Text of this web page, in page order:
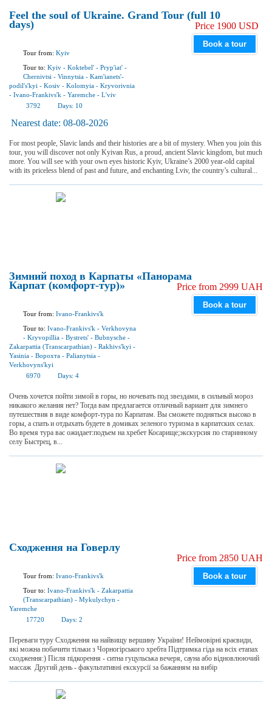
Feel the soul of Ukraine. Grand Tour (full 10
days)
Tour from: Kyiv
Tour to: Kyiv - Koktebel' - Pryp'iat' -
Chernivtsi - Vinnytsia - Kam'ianets'-
podil's'kyi - Kosiv - Kolomyia - Kryvorivnia
- Ivano-Frankivs'k - Yaremchе - L'viv
3792
Days: 10
Price 1900 USD
Book a tour
Nearest date: 08-08-2026
For most people, Slavic lands and their histories are a bit of mystery. When you join this
tour, you will discover not only Kyivan Rus, a proud, ancient Slavic kingdom, but much
more. You will see with your own eyes historic Kyiv, Ukraine’s 2000 year-old capital
with its priceless blend of past and future, and enchanting Lviv, the country’s cultural...
Зимний поход в Карпаты «Панорама
Карпат (комфорт-тур)»
Tour from: Ivano-Frankivs'k
Tour to: Ivano-Frankivs'k - Verkhovyna
- Kryvopillia - Bystrets' - Bubnysche -
Zakarpattia (Transcarpathian) - Rakhivs'kyi -
Yasinia - Ворохта - Palianytsia -
Verkhovyns'kyi
6970
Days: 4
Price from 2999 UAH
Book a tour
Очень хочется пойти зимой в горы, но ночевать под звездами, в сильный мороз
никакого желания нет? Тогда вам предлагается отличный вариант для зимнего
путешествия в виде комфорт-тура по Карпатам. Вы сможете подняться высоко в
горы, а спать и отдыхать будете в домиках зеленого туризма в карпатских селах.
Во время тура вас ожидает:подъем на хребет Косарище;экскурсия по старинному
селу Быстрец, в...
Сходження на Говерлу
Tour from: Ivano-Frankivs'k
Tour to: Ivano-Frankivs'k - Zakarpattia
(Transcarpathian) - Mykulychyn -
Yaremchе
17720
Days: 2
Price from 2850 UAH
Book a tour
Переваги туру Сходження на найвищу вершину України! Неймовірні краєвиди,
які можна побачити тільки з Чорногірського хребта Підтримка гіда на всіх етапах
сходження:) Після підкорення - ситна гуцульська вечеря, сауна або відновлюючий
массаж Другий день - факультативні екскурсії за бажанням на вибір